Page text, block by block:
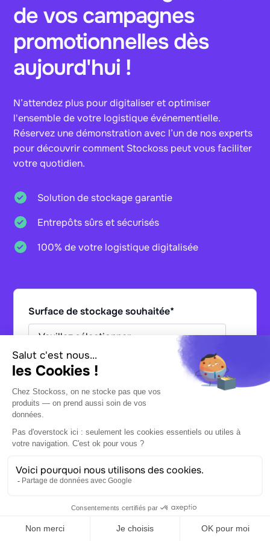
de vos campagnes
promotionnelles dès
aujourd'hui !
N’attendez plus pour digitaliser et optimiser
l'ensemble de votre logistique événementielle.
Réservez une démonstration avec l’un de nos experts
pour découvrir comment Stockoss peut vous faciliter
votre quotidien.
Solution de stockage garantie
Entrepôts sûrs et sécurisés
100% de votre logistique digitalisée
Surface de stockage souhaitée*
Zone géographique de stockage privilégiée
De quel service logistique avez-vous besoin ? *